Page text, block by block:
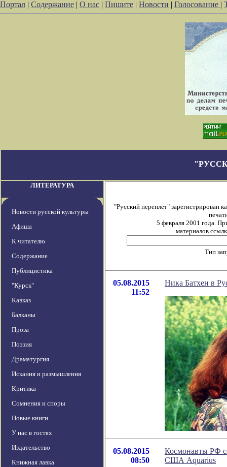
Портал | Содержание | О нас | Пишите | Новости | Голосование |
ЛИТЕРАТУРА
Новости русской культуры
Афиша
К читателю
Содержание
Публицистика
"Курск"
Кавказ
Балканы
Проза
Поэзия
Драматургия
Искания и размышления
Критика
Сомнения и споры
Новые книги
У нас в гостях
Издательство
Книжная лавка
"Русский переплет" зарегистрирован
5 февраля 2001 года.
материалов
Тип
05.08.2015
11:52
Ника Батхен в
05.08.2015
08:50
Космонавты РФ
США Aquarius